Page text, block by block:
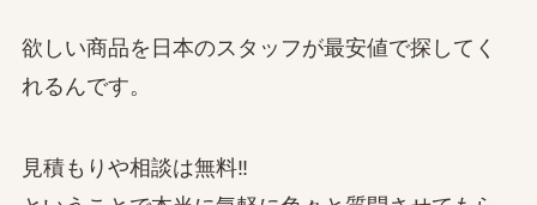
欲しい商品を日本のスタッフが最安値で探してく
れるんです。
見積もりや相談は無料‼